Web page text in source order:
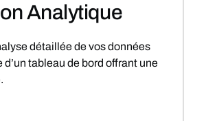
Analytique
détaillée de vos données
d’un tableau de bord offrant une